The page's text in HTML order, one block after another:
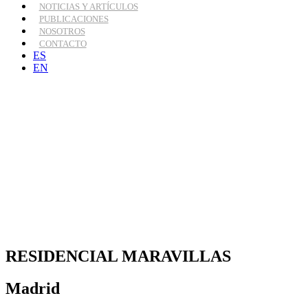
NOTICIAS Y ARTÍCULOS
PUBLICACIONES
NOSOTROS
CONTACTO
ES
EN
RESIDENCIAL MARAVILLAS
Madrid